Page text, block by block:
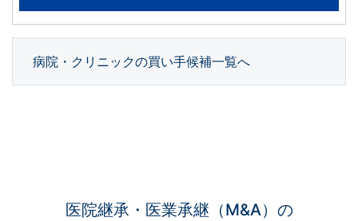
病院・クリニックの買い手候補一覧へ
医院継承・医業承継（M&A）の